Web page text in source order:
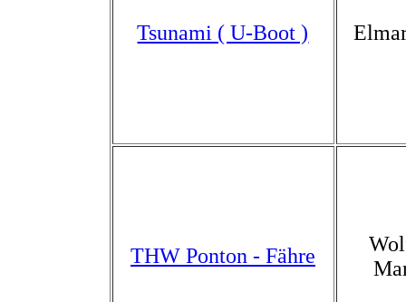
Tsunami ( U-Boot )
THW Ponton - Fähre